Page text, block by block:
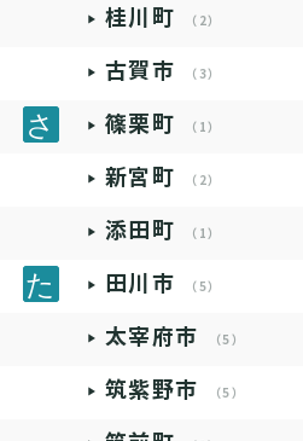
桂川町 （2）
古賀市 （3）
篠栗町 （1）
新宮町 （2）
添田町 （1）
田川市 （5）
太宰府市 （5）
筑紫野市 （5）